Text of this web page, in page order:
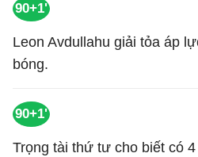
90+1'
Leon Avdullahu giải tỏa áp
bóng.
90+1'
Trọng tài thứ tư cho biết có